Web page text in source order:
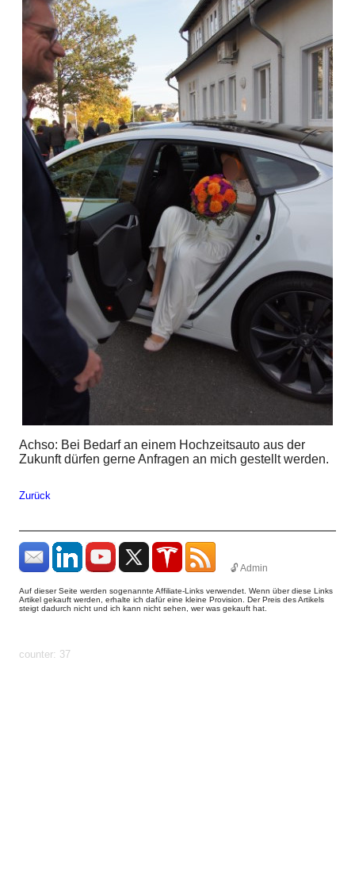
Achso: Bei Bedarf an einem Hochzeitsauto aus der
Zukunft dürfen gerne Anfragen an mich gestellt werden.
Zurück
🔓 Admin
Auf dieser Seite werden sogenannte Affiliate-Links verwendet. Wenn über diese Links
Artikel gekauft werden, erhalte ich dafür eine kleine Provision. Der Preis des Artikels
steigt dadurch nicht und ich kann nicht sehen, wer was gekauft hat.
counter: 37